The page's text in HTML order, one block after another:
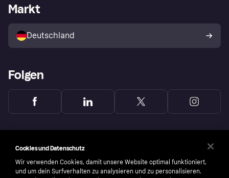
Klarna App
Shops entdecken
Käuferschutzrichtlinie
Dein Widerrufsrecht
Händlerportal
Markt
Deutschland
Folgen
Cookies und Datenschutz
Wir verwenden Cookies, damit unsere Website optimal funktioniert,
und um dein Surfverhalten zu analysieren und zu personalisieren.